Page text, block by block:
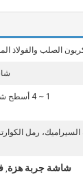
الصلب والفولاذ
1 ~ 4 أسطح شاشة (اقترح 1 ~ 3 طبقات)
رمل
شاشة جربة هزة,